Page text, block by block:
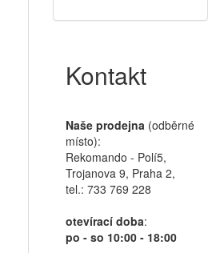
Kontakt
Naše prodejna (odběrné
místo):
Rekomando - Polí5,
Trojanova 9, Praha 2,
tel.: 733 769 228
otevírací doba:
po - so 10:00 - 18:00